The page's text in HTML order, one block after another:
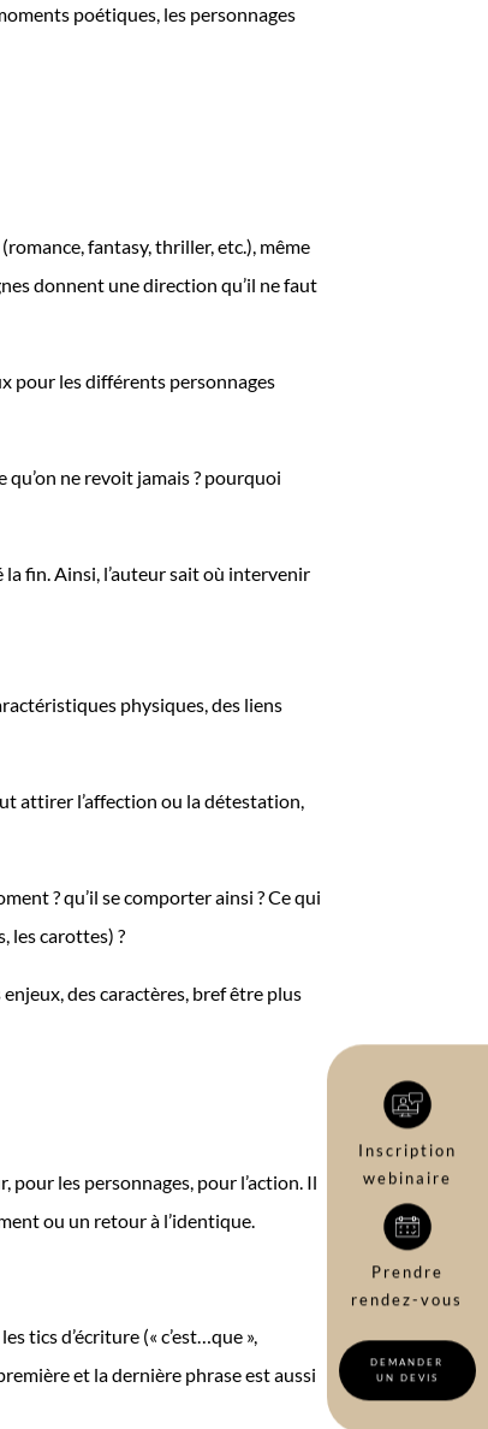
poétiques, les personnages
fantasy, thriller, etc.), même
donnent une direction qu’il ne faut
pour les différents personnages
ne revoit jamais ? pourquoi
la fin. Ainsi, l’auteur sait où intervenir
physiques, des liens
attirer l’affection ou la détestation,
? qu’il se comporter ainsi ? Ce qui
les carottes) ?
des caractères, bref être plus
les personnages, pour l’action. Il
ou un retour à l’identique.
tics d’écriture (« c’est…que »,
et la dernière phrase est aussi
Inscription
webinaire
Prendre
rendez-vous
DEMANDER
UN DEVIS